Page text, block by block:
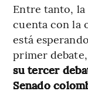
Entre tanto,
cuenta con la
está
primer
su tercer
Senado